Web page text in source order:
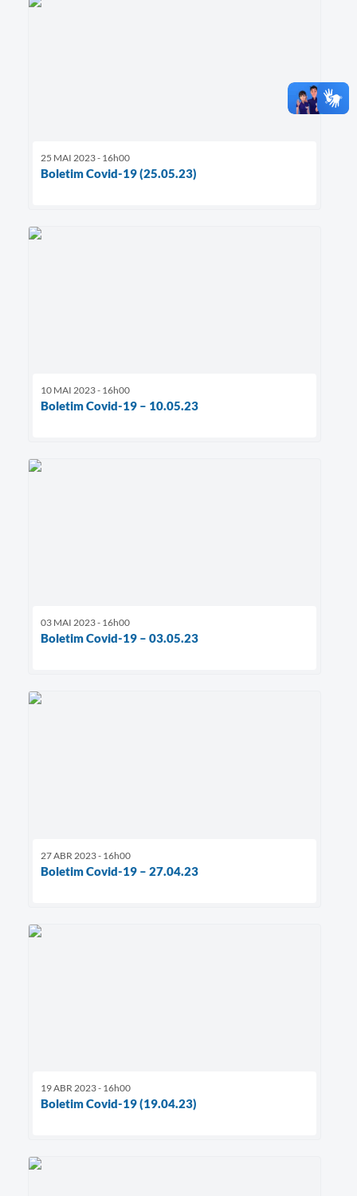
25 MAI 2023 - 16h00
Boletim Covid-19 (25.05.23)
10 MAI 2023 - 16h00
Boletim Covid-19 – 10.05.23
03 MAI 2023 - 16h00
Boletim Covid-19 – 03.05.23
27 ABR 2023 - 16h00
Boletim Covid-19 – 27.04.23
19 ABR 2023 - 16h00
Boletim Covid-19 (19.04.23)